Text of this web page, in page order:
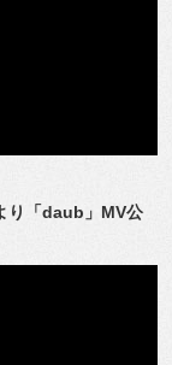
り「daub」MV公